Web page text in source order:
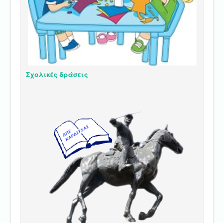
Σχολικές δράσεις